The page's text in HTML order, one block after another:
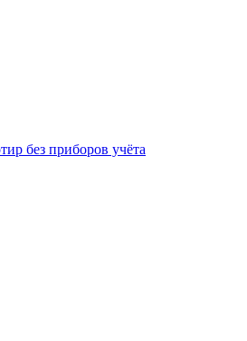
без приборов учёта